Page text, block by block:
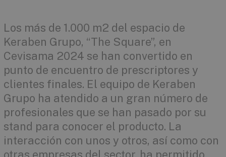
Los más de 1.000 m2 del espacio de
Keraben Grupo, “The Square”, en
Cevisama 2024 se han convertido en
punto de encuentro de prescriptores y
clientes finales. El equipo de Keraben
Grupo ha atendido a un gran número de
profesionales que se han pasado por su
stand para conocer el producto. La
interacción con unos y otros, así como con
otras empresas del sector, ha permitido